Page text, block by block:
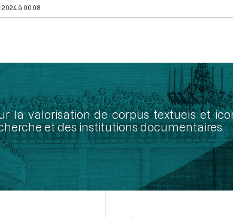
2024 à 00:08
la valorisation de corpus textuels et
et des institutions documentaires.